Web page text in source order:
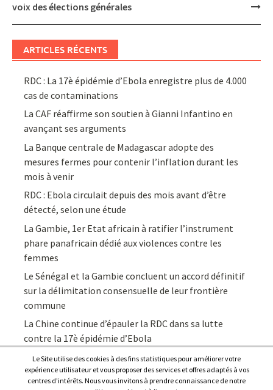
voix des élections générales
ARTICLES RÉCENTS
RDC : La 17è épidémie d’Ebola enregistre plus de 4.000
cas de contaminations
La CAF réaffirme son soutien à Gianni Infantino en
avançant ses arguments
La Banque centrale de Madagascar adopte des
mesures fermes pour contenir l’inflation durant les
mois à venir
RDC : Ebola circulait depuis des mois avant d’être
détecté, selon une étude
La Gambie, 1er Etat africain à ratifier l’instrument
phare panafricain dédié aux violences contre les
femmes
Le Sénégal et la Gambie concluent un accord définitif
sur la délimitation consensuelle de leur frontière
commune
La Chine continue d’épauler la RDC dans sa lutte
contre la 17è épidémie d’Ebola
Le Site utilise des cookies à des fins statistiques pour améliorer votre
expérience utilisateur et vous proposer des services et offres adaptés à vos
centres d’intérêts. Nous vous invitons à prendre connaissance de notre